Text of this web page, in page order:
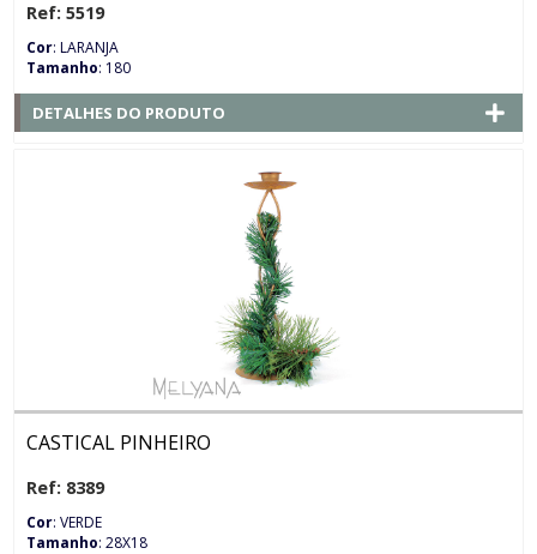
Ref: 5519
Cor: LARANJA
Tamanho: 180
DETALHES DO PRODUTO
CASTICAL PINHEIRO
Ref: 8389
Cor: VERDE
Tamanho: 28X18